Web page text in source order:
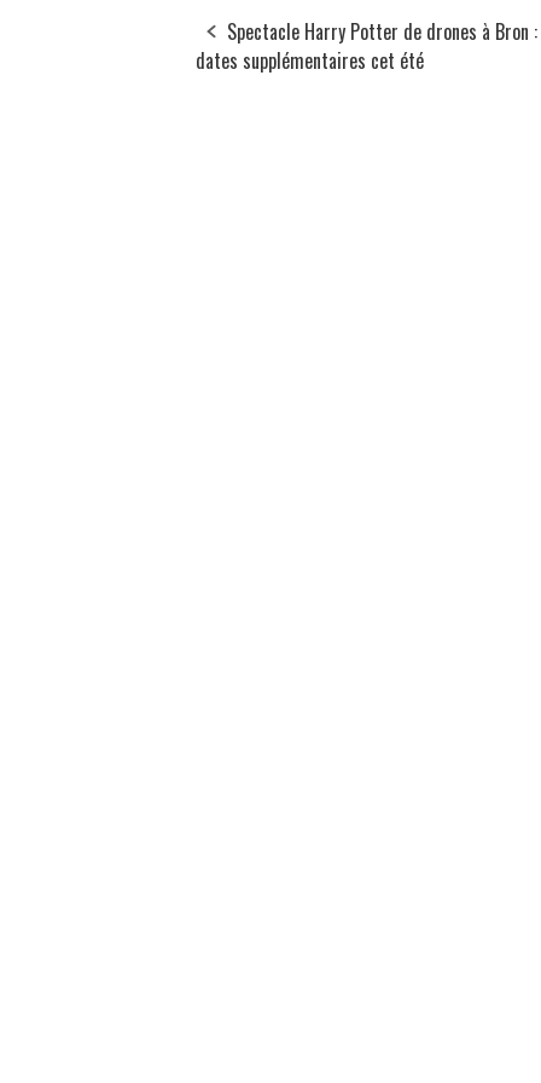
Spectacle Harry Potter de drones à Bron
dates supplémentaires cet été